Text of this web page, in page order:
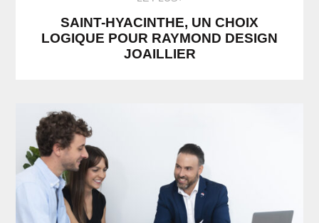
SAINT-HYACINTHE, UN CHOIX
LOGIQUE POUR RAYMOND DESIGN
JOAILLIER